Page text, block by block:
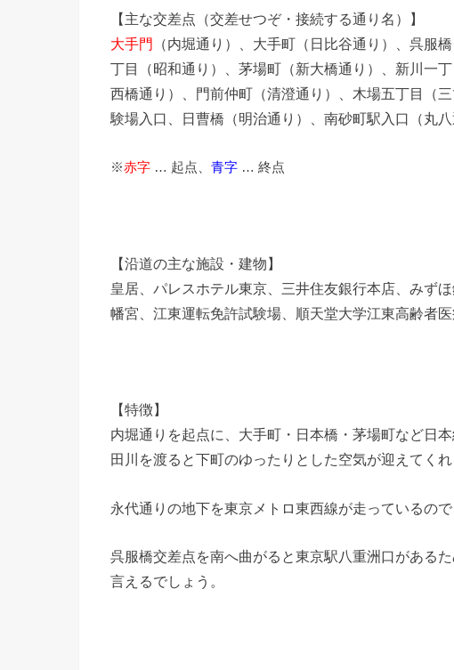
【主な交差点（交差せつぞ・接続する通り名）】
大手門 （内堀通り）、大手町（日比谷通り）、呉服
丁目（昭和通り）、茅場町（新大橋通り）、新川一
西橋通り）、門前仲町（清澄通り）、木場五丁目（
験場入口、日曹橋（明治通り）、南砂町駅入口（丸八
※赤字 … 起点、 青字 … 終点
【沿道の主な施設・建物】
皇居、パレスホテル東京、三井住友銀行本店、みず
幡宮、江東運転免許試験場、順天堂大学江東高齢者
【特徴】
内堀通りを起点に、大手町・日本橋・茅場町など日
田川を渡ると下町のゆったりとした空気が迎えてく
永代通りの地下を東京メトロ東西線が走っているの
呉服橋交差点を南へ曲がると東京駅八重洲口がある
言えるでしょう。